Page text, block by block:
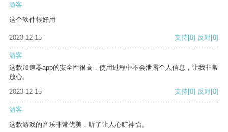
游客
这个软件很好用
2023-12-15 支持[0] 反对[0]
游客
这款加速器app的安全性很高，使用过程中不会泄露个人信息，让我非常
放心。
2023-12-15
支持[0] 反对[0]
游客
这款游戏的音乐非常优美，听了让人心旷神怡。